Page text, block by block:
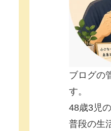
ブログの
す。
48歳3児
普段の生